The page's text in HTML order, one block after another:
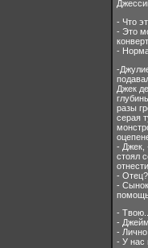
- Что
- Это
-
-
Джек
разы
серая
- Джек,
стоял
-
-
-
-
-
- У нас